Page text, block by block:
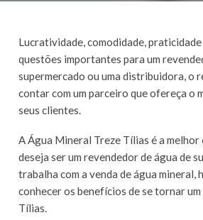
Lucratividade, comodidade,
questões importantes para um
supermercado ou uma distribuidora, o
contar com um parceiro que ofereça o
seus clientes.
A Água Mineral Treze Tílias é a melhor
deseja ser um revendedor de água de
trabalha com a venda de água mineral,
conhecer os benefícios de se tornar
Tílias.